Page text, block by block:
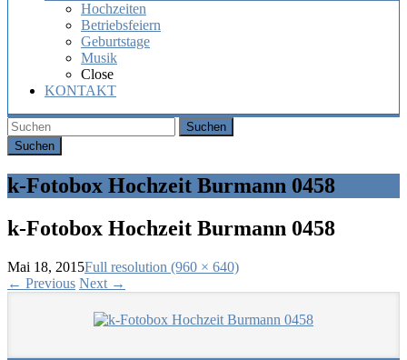
Hochzeiten
Betriebsfeiern
Geburtstage
Musik
Close
KONTAKT
Suchen
k-Fotobox Hochzeit Burmann 0458
k-Fotobox Hochzeit Burmann 0458
Mai 18, 2015Full resolution (960 × 640)
← Previous Next →